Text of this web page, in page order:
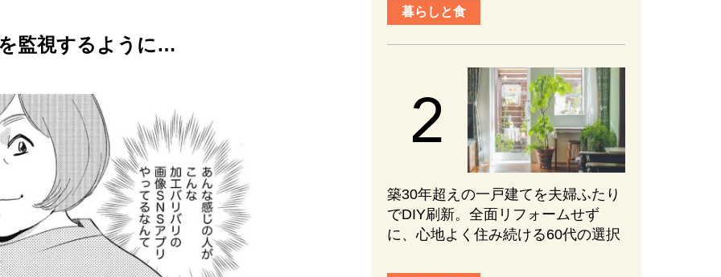
監視するように…
暮らしと食
築30年超えの一戸建てを夫婦ふたり
でDIY刷新。全面リフォームせず
に、心地よく住み続ける60代の選択